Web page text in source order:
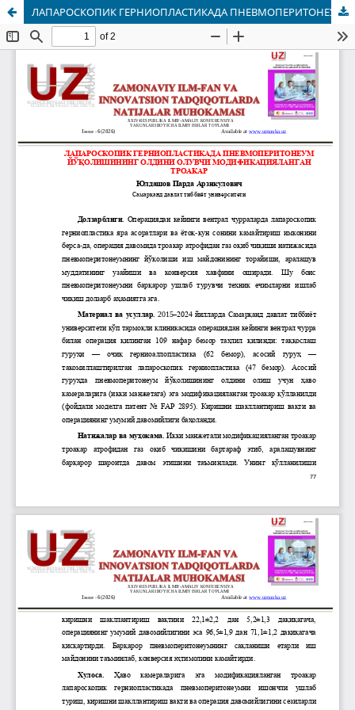
ЛАПАРОСКОПИК ГЕРНИОПЛАСТИКАДА ПНЕВМОПЕРИТОНЕУМ ЙЎҚОЛИШИНИНГ ОЛДИНИ ОЛУВЧИ МОДИФИКАЦИЯЛАНГАН ТРОАКАР